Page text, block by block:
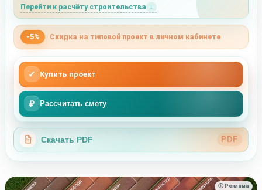
Перейти к расчёту строительства
-5% Скидка на типовой проект в личном кабинете
✓ Купить проект
₽ Рассчитать смету
Скачать PDF PDF
ⓘ Реклама